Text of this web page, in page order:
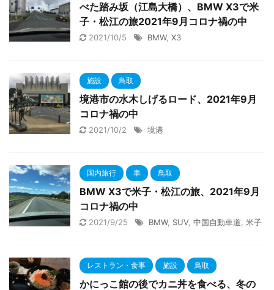
べた踏み坂（江島大橋）、BMW X3で米
子・松江の旅2021年9月コロナ禍の中
2021/10/5 BMW, X3
施設 鳥取
境港市の水木しげるロード、2021年9月
コロナ禍の中
2021/10/2 境港
国内旅行 車 鳥取
BMW X3で米子・松江の旅、2021年9月
コロナ禍の中
2021/9/25 BMW, SUV, 中国自動車道 米子
レストラン・食事 施設 鳥取
かにっこ館の後でカニ丼を食べる、冬の